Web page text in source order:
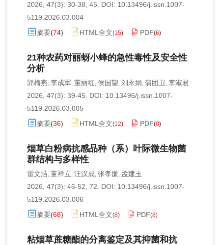
2026, 47(3): 30-38, 45.
DOI: 10.13496/j.issn.1007-
5119.2026.03.004
摘要(74) HTML全文(15) PDF(6)
21种农药对丽蚜小蜂的急性毒性及安全性
分析
郭梅燕, 李成军, 董丽红, 侯国望, 刘永娟, 蒲团卫 , 李淑君
2026, 47(3): 39-45.
DOI: 10.13496/j.issn.1007-
5119.2026.03.005
摘要(36) HTML全文(12) PDF(0)
烟草白粉病抗感品种（系）叶际微生物菌
群结构与多样性
雷文洁, 董祥立, 汪汉成, 张孝廉, 孟建玉
2026, 47(3): 46-52, 72.
DOI: 10.13496/j.issn.1007-
5119.2026.03.006
摘要(68) HTML全文(8) PDF(8)
粘烟草蔗糖酯的分离鉴定及其抑菌和抗